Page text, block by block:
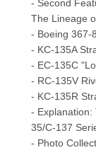
- Second
The Lineage
- Boeing 367-
- KC-135A
- EC-135C
- RC-135V
- KC-135R
- Explanation:
35/C-137
- Photo